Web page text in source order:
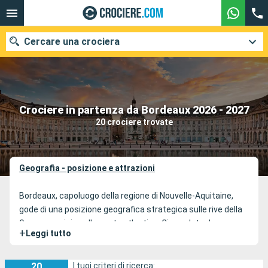
Crociere in partenza da Bordeaux 2026 - 2027
20 crociere trovate
Cercare una crociera
Le nostre destinazioni
Mesi di partenza
Ricerca
Geografia - posizione e attrazioni
Bordeaux, capoluogo della regione di Nouvelle-Aquitaine,
gode di una posizione geografica strategica sulle rive della
Garonna e vicino alla costa atlantica. Circondata da una
vasta regione vinicola, questa città offre un ambiente
ovest della Francia. È uno dei punti di partenza delle crociere
+ Leggi tutto
I tuoi criteri di ricerca: